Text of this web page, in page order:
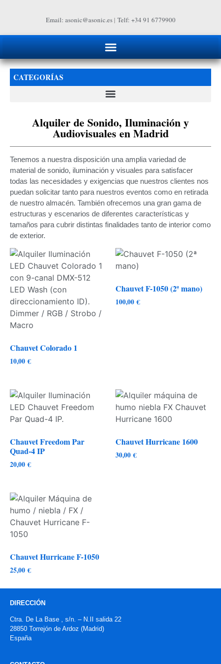
Email: asonic@asonic.es| Telf: +34 91 6779900
CATEGORÍAS
Alquiler de Sonido, Iluminación y
Audiovisuales en Madrid
Tenemos a nuestra disposición una amplia variedad de
material de sonido, iluminación y visuales para satisfacer
todas las necesidades y exigencias que nuestros clientes nos
puedan solicitar tanto para nuestros eventos como en retirada
de nuestro almacén. También ofrecemos una gran gama de
estructuras y escenarios de diferentes características y
tamaños para cubrir distintas finalidades tanto de interior como
de exterior.
Chauvet Colorado 1
10,00€
Chauvet F-1050 (2ª mano)
100,00€
Chauvet Freedom Par
Quad-4 IP
20,00€
Chauvet Hurricane 1600
30,00€
Chauvet Hurricane F-1050
25,00€
DIRECCIÓN
Ctra. De La Base , s/n. – N.II salida 22
28850 Torrejón de Ardoz (Madrid)
España